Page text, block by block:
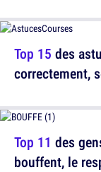
Top 11 des
bouffent, le
Top 15 des
correctement,